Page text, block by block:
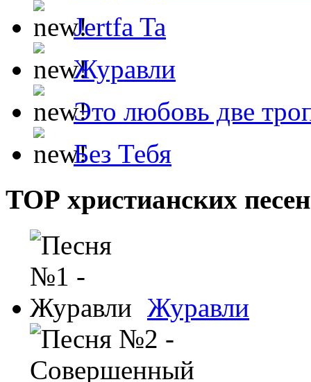
Jertfa Ta
Журавли
Это любовь две
Без Тебя
ТОР христианских песен
Журавли